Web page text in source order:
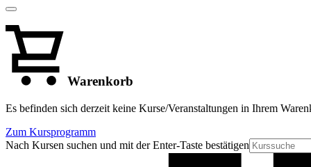
Warenkorb
Es befinden sich derzeit keine Kurse/Veranstaltungen in Ihrem
Zum Kursprogramm
Nach Kursen suchen und mit der Enter-Taste bestätigen